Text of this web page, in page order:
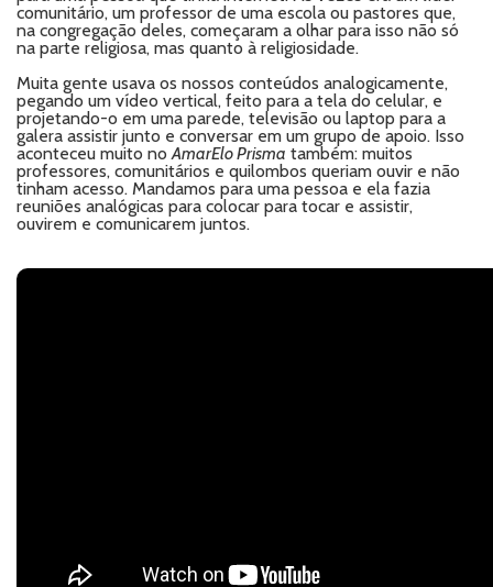
comunitário, um professor de uma escola ou pastores que,
na congregação deles, começaram a olhar para isso não só
na parte religiosa, mas quanto à religiosidade.
Muita gente usava os nossos conteúdos analogicamente,
pegando um vídeo vertical, feito para a tela do celular, e
projetando-o em uma parede, televisão ou laptop para a
galera assistir junto e conversar em um grupo de apoio. Isso
aconteceu muito noAmarElo Prisma também: muitos
professores, comunitários e quilombos queriam ouvir e não
tinham acesso. Mandamos para uma pessoa e ela fazia
reuniões analógicas para colocar para tocar e assistir,
ouvirem e comunicarem juntos.